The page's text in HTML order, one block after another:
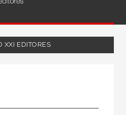
XXI EDITORES